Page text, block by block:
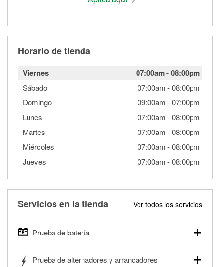
Horario de tienda
Viernes 07:00am-08:00pm
Sábado 07:00am -08:00pm
Domingo
09:00am -07:00pm
Lunes
07:00am -08:00pm
Martes
07:00am -08:00pm
Miércoles
07:00am -08:00pm
Jueves
07:00am -08:00pm
Servicios en la tienda Ver todos los servicios
Prueba de batería
autos, camionetas, SUVs, vehículos comerciales y
Prueba de alternadores y arrancadores